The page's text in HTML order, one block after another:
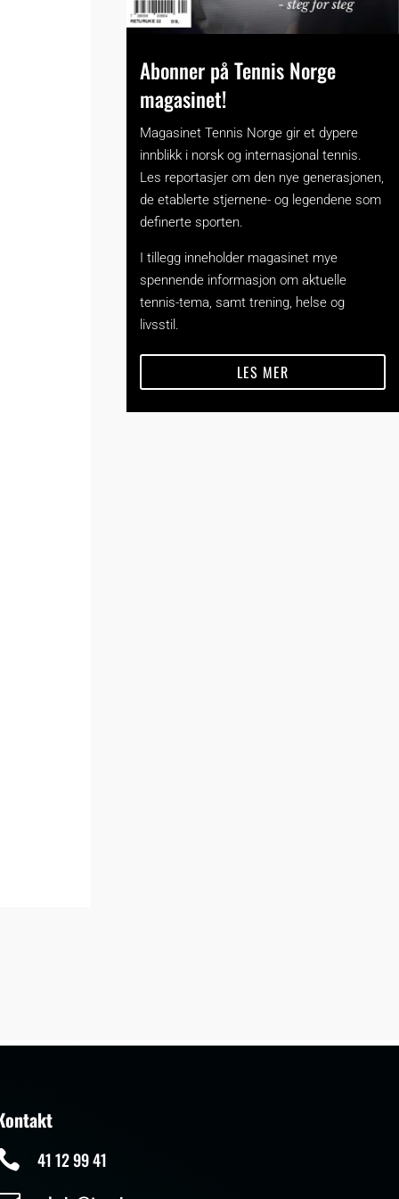
Abonner på Tennis Norge
magasinet!
Magasinet Tennis Norge gir et dypere
innblikk i norsk og internasjonal tennis.
Les reportasjer om den nye generasjonen,
de etablerte stjernene- og legendene som
definerte sporten.
I tillegg inneholder magasinet mye
spennende informasjon om aktuelle
tennis-tema, samt trening, helse og
livsstil.
LES MER
41 12 99 41